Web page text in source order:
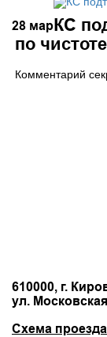
28 марКС
по
Комментарий
610000, г.
ул.
Схема проезда